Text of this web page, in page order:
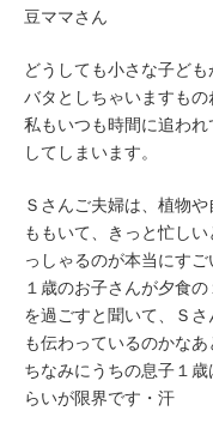
豆ママさん
どうしても小さな子ど
バタとしちゃいますもの
私もいつも時間に追わ
してしまいます。
Ｓさんご夫婦は、植物
ももいて、きっと忙し
っしゃるのが本当にすご
１歳のお子さんが夕食
を過ごすと聞いて、Ｓ
も伝わっているのかなあ
ちなみにうちの息子１
らいが限界です・汗